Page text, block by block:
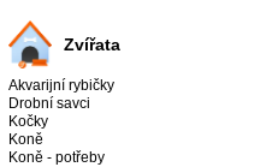
Zvířata
Akvarijní rybičky
Drobní savci
Kočky
Koně
Koně - potřeby